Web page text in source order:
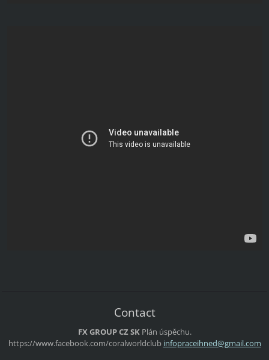
Contact
FX GROUP CZ SK Plán úspěchu.
https://www.facebook.com/coralworldclub infopraceihned@gmail.com